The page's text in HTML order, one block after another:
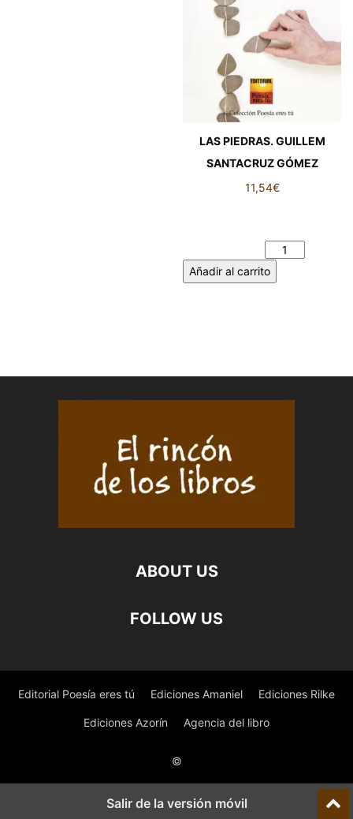
LAS PIEDRAS. GUILLEM
SANTACRUZ GÓMEZ
11,54€
Añadir al carrito
ABOUT US
FOLLOW US
Editorial Poesía eres tú Ediciones Amaniel Ediciones Rilke
Ediciones Azorín Agencia del libro
©
Salir de la versión móvil